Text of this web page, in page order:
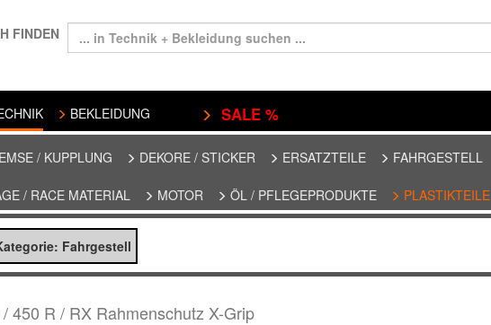
FINDEN
BEKLEIDUNG SALE %
/ KUPPLUNG DEKORE / STICKER ERSATZTEILE FAHRGESTELL
/ RACE MATERIAL MOTOR ÖL / PFLEGEPRODUKTE PLASTIKTEILE
Fahrgestell
450 R / RX Rahmenschutz X-Grip